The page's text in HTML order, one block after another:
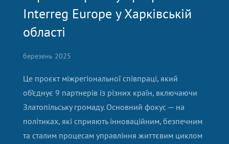
Interreg Europe у Харківській
області
березень 2025
Це проєкт міжрегіональної співпраці, який
об’єднує 9 партнерів із різних країн, включаючи
Златопільську громаду. Основний фокус — на
політиках, які сприяють інноваційним, безпечним
та сталим процесам управління життєвим циклом